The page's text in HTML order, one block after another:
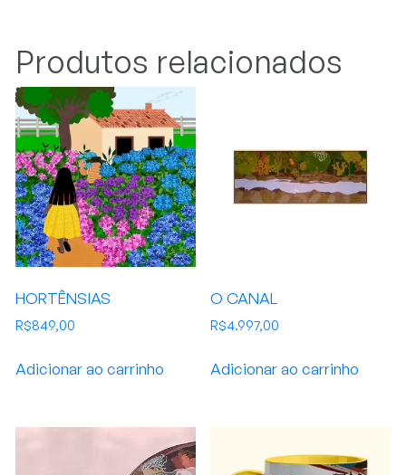
Produtos relacionados
HORTÊNSIAS
R$849,00
Adicionar ao carrinho
O CANAL
R$4.997,00
Adicionar ao carrinho